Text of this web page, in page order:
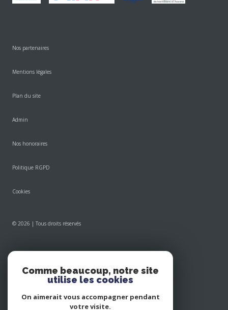
Nos partenaires
Mentions légales
Plan du site
Admin
Nos honoraires
Politique RGPD
Cookies
© 2026 | Tous droits réservés
Comme beaucoup, notre site
utilise les cookies
On aimerait vous accompagner pendant
votre visite.